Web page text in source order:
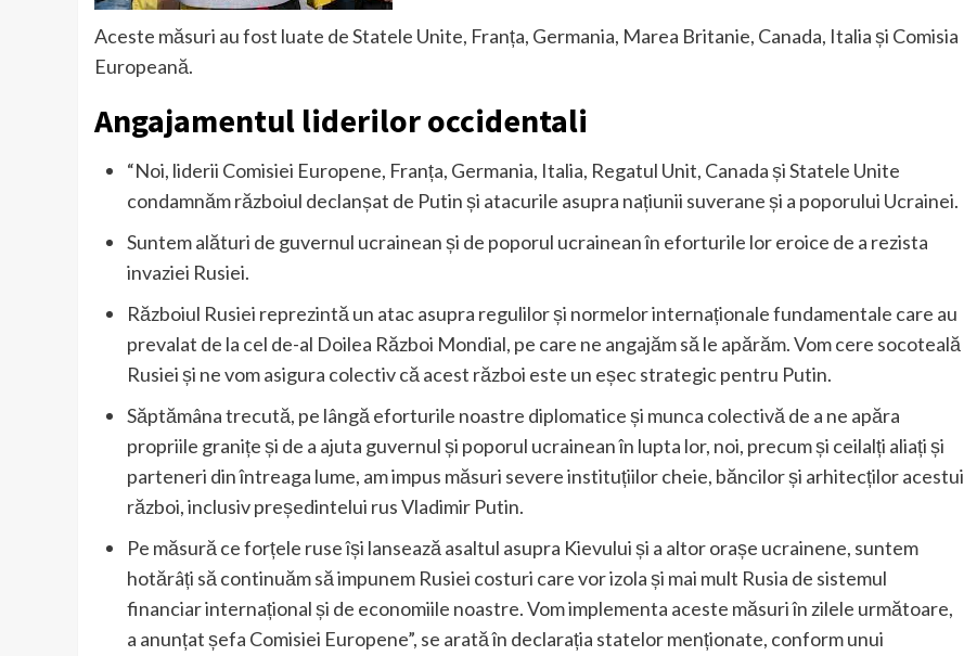
Aceste măsuri au fost luate de Statele Unite, Franța, Germania, Marea Britanie, Canada, Italia și Comisia
Europeană.
Angajamentul liderilor occidentali
“Noi, liderii Comisiei Europene, Franța, Germania, Italia, Regatul Unit, Canada și Statele Unite
condamnăm războiul declanșat de Putin și atacurile asupra națiunii suverane și a poporului Ucrainei.
Suntem alături de guvernul ucrainean și de poporul ucrainean în eforturile lor eroice de a rezista
invaziei Rusiei.
Războiul Rusiei reprezintă un atac asupra regulilor și normelor internaționale fundamentale care au
prevalat de la cel de-al Doilea Război Mondial, pe care ne angajăm să le apărăm. Vom cere socoteală
Rusiei și ne vom asigura colectiv că acest război este un eșec strategic pentru Putin.
Săptămâna trecută, pe lângă eforturile noastre diplomatice și munca colectivă de a ne apăra
propriile granițe și de a ajuta guvernul și poporul ucrainean în lupta lor, noi, precum și ceilalți aliați și
parteneri din întreaga lume, am impus măsuri severe instituțiilor cheie, băncilor și arhitecților acestui
război, inclusiv președintelui rus Vladimir Putin.
Pe măsură ce forțele ruse își lansează asaltul asupra Kievului și a altor orașe ucrainene, suntem
hotărâți să continuăm să impunem Rusiei costuri care vor izola și mai mult Rusia de sistemul
financiar internațional și de economiile noastre. Vom implementa aceste măsuri în zilele următoare,
a anunțat șefa Comisiei Europene”, se arată în declarația statelor menționate, conform unui